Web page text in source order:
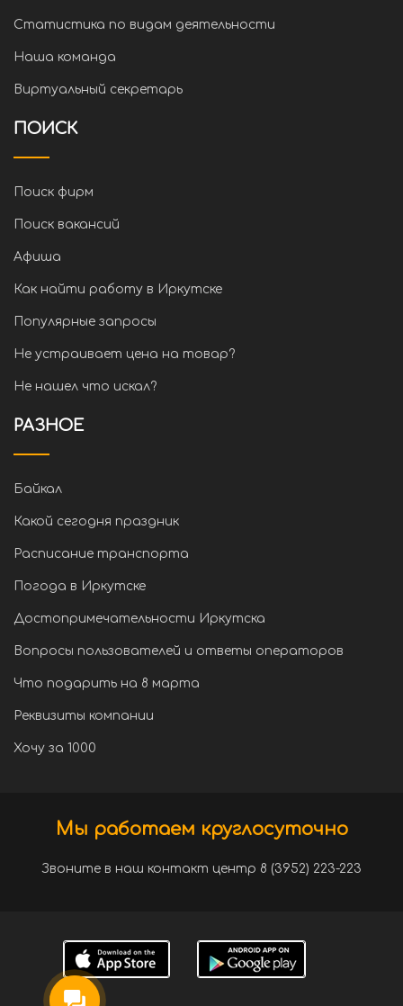
Статистика по видам деятельности
Наша команда
Виртуальный секретарь
ПОИСК
Поиск фирм
Поиск вакансий
Афиша
Как найти работу в Иркутске
Популярные запросы
Не устраивает цена на товар?
Не нашел что искал?
РАЗНОЕ
Байкал
Какой сегодня праздник
Расписание транспорта
Погода в Иркутске
Достопримечательности Иркутска
Вопросы пользователей и ответы операторов
Что подарить на 8 марта
Реквизиты компании
Хочу за 1000
Мы работаем круглосуточно
Звоните в наш контакт центр 8 (3952) 223-223